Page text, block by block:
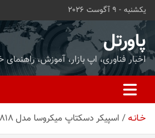
محتوا
بروید
یکشنبه - 9 آگوست 2026
پاورتل
اخبار فناوری، اپ بازار، آموزش،
خـانـه اسپیکر دسکتاپ میکروسا مدل 818